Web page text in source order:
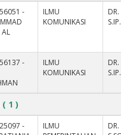
-
AL
ILMU
KOMUNIKASI
-
ILMU
KOMUNIKASI
( 1 )
-
ILMU